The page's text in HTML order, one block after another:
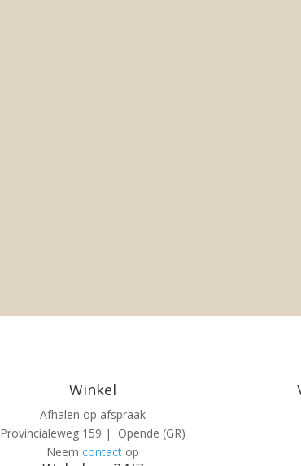
Winkel
Afhalen op afspraak
Provincialeweg 159 | Opende (GR)
Neem contactop